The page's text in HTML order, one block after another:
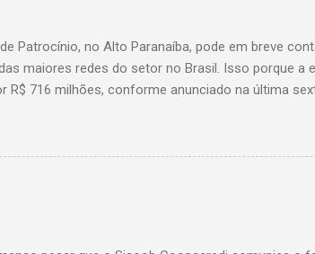
Patrocínio, no Alto Paranaíba, pode em breve
maiores redes do setor no Brasil. Isso porque a
R$ 716 milhões, conforme anunciado na última
localizado na Avenida Altino Guimarães, 455, no
de que essa unidade seja convertida